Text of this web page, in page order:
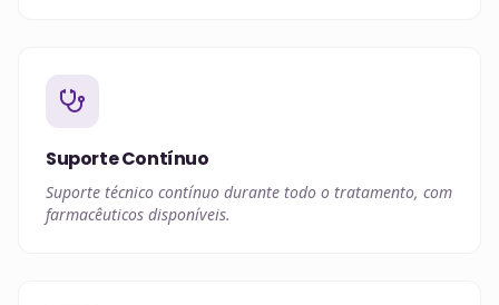
Suporte Contínuo
Suporte técnico contínuo durante todo o tratamento, com
farmacêuticos disponíveis.